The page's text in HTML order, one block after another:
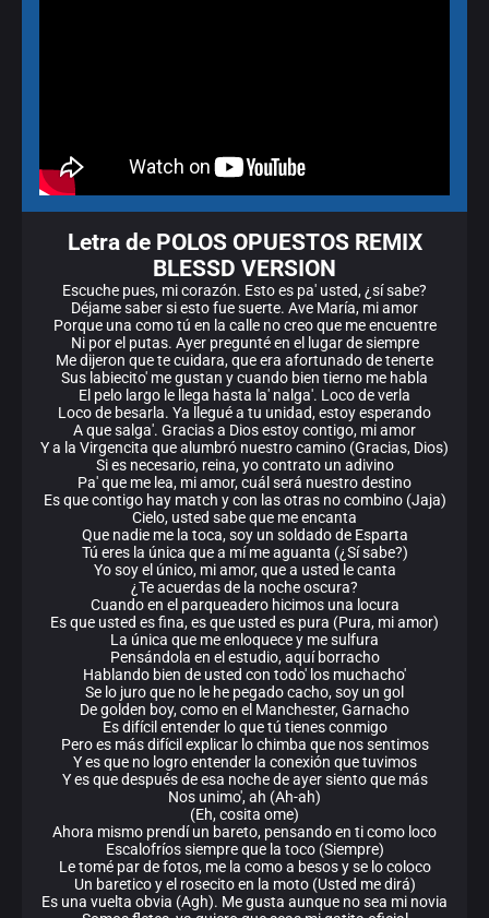
Letra de POLOS OPUESTOS REMIX
BLESSD VERSION
Escuche pues, mi corazón. Esto es pa' usted, ¿sí sabe?
Déjame saber si esto fue suerte. Ave María, mi amor
Porque una como tú en la calle no creo que me encuentre
Ni por el putas. Ayer pregunté en el lugar de siempre
Me dijeron que te cuidara, que era afortunado de tenerte
Sus labiecito' me gustan y cuando bien tierno me habla
El pelo largo le llega hasta la' nalga'. Loco de verla
Loco de besarla. Ya llegué a tu unidad, estoy esperando
A que salga'. Gracias a Dios estoy contigo, mi amor
Y a la Virgencita que alumbró nuestro camino (Gracias, Dios)
Si es necesario, reina, yo contrato un adivino
Pa' que me lea, mi amor, cuál será nuestro destino
Es que contigo hay match y con las otras no combino (Jaja)
Cielo, usted sabe que me encanta
Que nadie me la toca, soy un soldado de Esparta
Tú eres la única que a mí me aguanta (¿Sí sabe?)
Yo soy el único, mi amor, que a usted le canta
¿Te acuerdas de la noche oscura?
Cuando en el parqueadero hicimos una locura
Es que usted es fina, es que usted es pura (Pura, mi amor)
La única que me enloquece y me sulfura
Pensándola en el estudio, aquí borracho
Hablando bien de usted con todo' los muchacho'
Se lo juro que no le he pegado cacho, soy un gol
De golden boy, como en el Manchester, Garnacho
Es difícil entender lo que tú tienes conmigo
Pero es más difícil explicar lo chimba que nos sentimos
Y es que no logro entender la conexión que tuvimos
Y es que después de esa noche de ayer siento que más
Nos unimo', ah (Ah-ah)
(Eh, cosita ome)
Ahora mismo prendí un bareto, pensando en ti como loco
Escalofríos siempre que la toco (Siempre)
Le tomé par de fotos, me la como a besos y se lo coloco
Un baretico y el rosecito en la moto (Usted me dirá)
Es una vuelta obvia (Agh). Me gusta aunque no sea mi novia